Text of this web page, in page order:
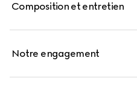
Composition et entretien
Notre engagement